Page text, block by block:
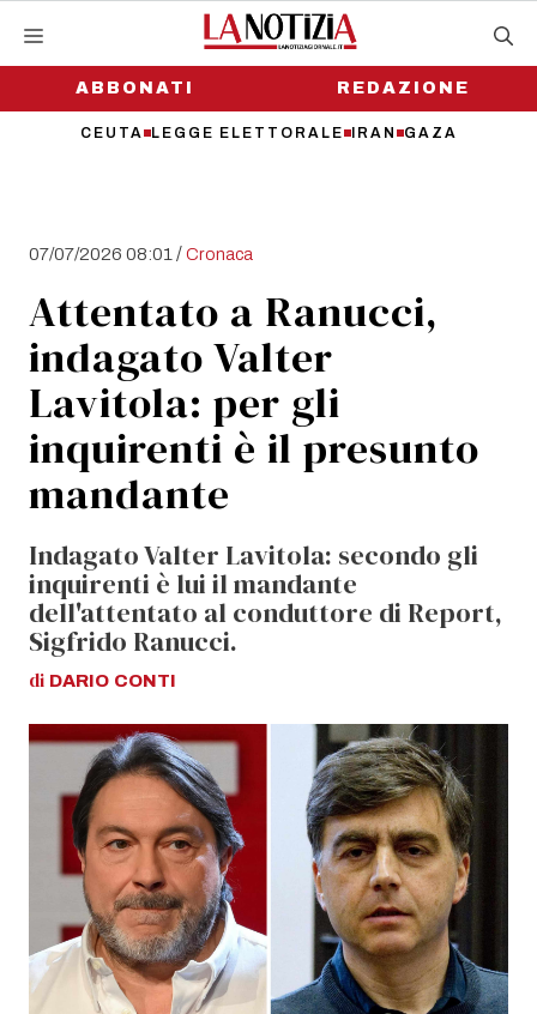
contenutoABBONATI
CEUTA LEGGE ELETTORALE IRAN GAZA
REDAZIONE
07/07/2026 08:01 /Cronaca
Attentato a Ranucci,
indagato Valter
Lavitola: per gli
inquirenti è il presunto
mandante
Indagato Valter Lavitola: secondo gli
inquirenti è lui il mandante
dell'attentato al conduttore di Report,
Sigfrido Ranucci.
di DARIO CONTI